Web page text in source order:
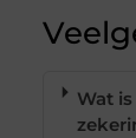
Wat